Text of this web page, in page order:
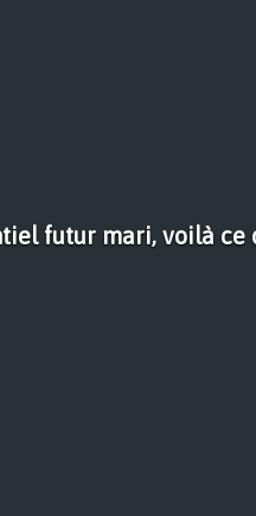
futur mari, voilà ce